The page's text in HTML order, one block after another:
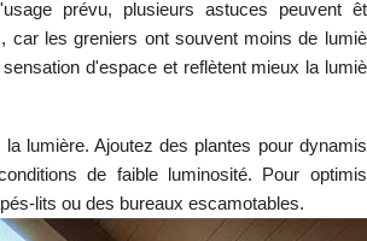
prévu, plusieurs astuces peuvent
les greniers ont souvent moins de
d'espace et reflètent mieux la
lumière. Ajoutez des plantes pour
de faible luminosité. Pour
lits ou des bureaux escamotables.